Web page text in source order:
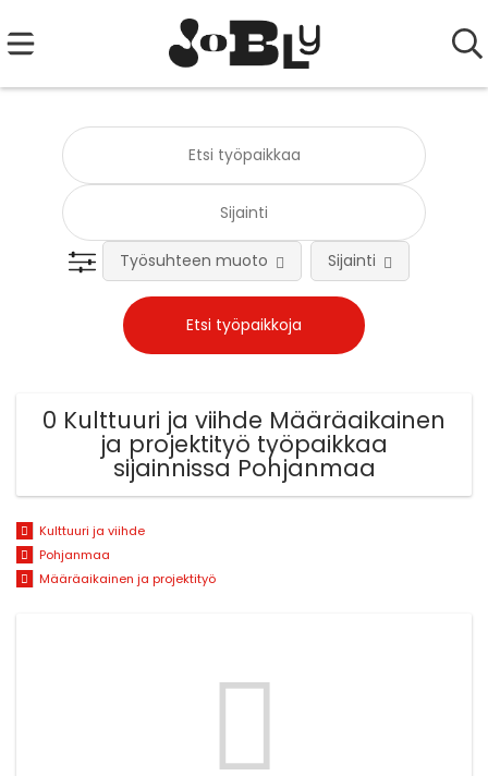
Työsuhteen muoto Sijainti
0 Kulttuuri ja viihde Määräaikainen
ja projektityö työpaikkaa
sijainnissa Pohjanmaa
Kulttuuri ja viihde
Pohjanmaa
Määräaikainen ja projektityö